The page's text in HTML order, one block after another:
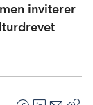
inviterer